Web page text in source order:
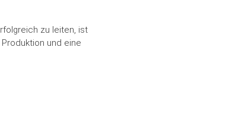
zu leiten, ist
und eine